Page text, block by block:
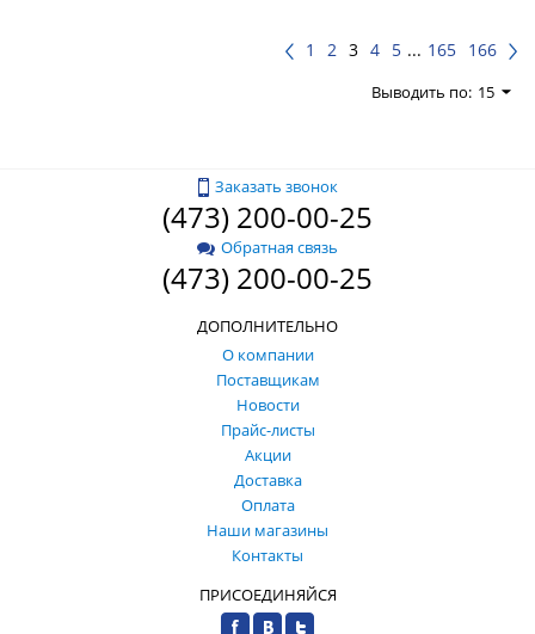
1 2 3 4 5 ... 165 166
Выводить по: 15
Заказать звонок
(473) 200-00-25
Обратная связь
(473) 200-00-25
ДОПОЛНИТЕЛЬНО
О компании
Поставщикам
Новости
Прайс-листы
Акции
Доставка
Оплата
Наши магазины
Контакты
ПРИСОЕДИНЯЙСЯ